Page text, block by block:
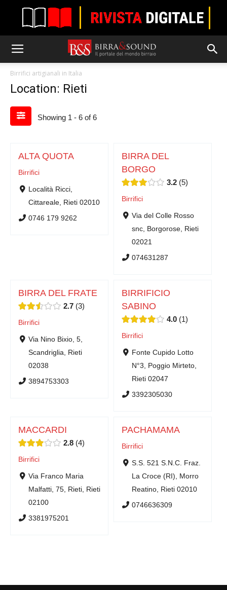
Birrifici artigianali in Italia
Location: Rieti
Showing 1 - 6 of 6
ALTA QUOTA
Birrifici
Località Ricci,
Cittareale, Rieti 02010
0746 179 9262
BIRRA DEL
BORGO
3.2 5
Birrifici
Via del Colle Rosso
snc, Borgorose, Rieti
02021
074631287
BIRRA DEL FRATE
2.7 3
Birrifici
Via Nino Bixio, 5,
Scandriglia, Rieti
02038
3894753303
BIRRIFICIO
SABINO
4.0 1
Birrifici
Fonte Cupido Lotto
N°3, Poggio Mirteto,
Rieti 02047
3392305030
MACCARDI
2.8 4
Birrifici
Via Franco Maria
Malfatti, 75, Rieti, Rieti
02100
3381975201
PACHAMAMA
Birrifici
S.S. 521 S.N.C. Fraz.
La Croce (RI), Morro
Reatino, Rieti 02010
0746636309